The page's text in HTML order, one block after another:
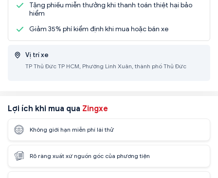
Tặng phiếu miễn thưởng khi thanh toán thiệt hại bảo
hiểm
Giảm 35% phí kiểm định khi mua hoặc bán xe
Vị trí xe
TP Thủ Đức TP HCM, Phường Linh Xuân, thành phố Thủ Đức
Lợi ích khi mua qua Zingxe
Không giới hạn miễn phí lái thử
Rõ ràng xuất xứ nguồn gốc của phương tiện